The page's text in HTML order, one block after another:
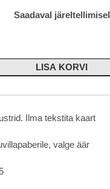
Saadaval järeltellimisel
LISA KORVI
Ilma tekstita kaart
valge äär